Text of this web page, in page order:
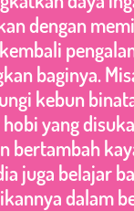
dengan
baginya.
kebun
yang
bertambah
juga belajar
dalam